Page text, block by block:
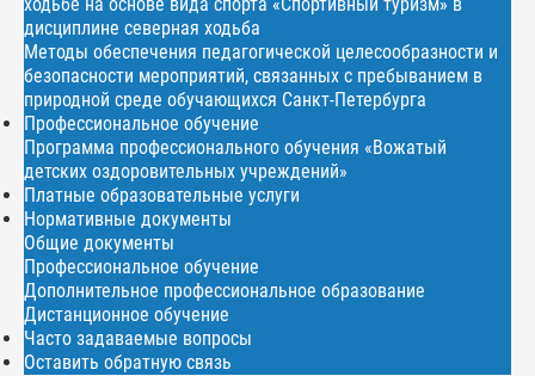
дисциплине северная ходьба
Методы обеспечения педагогической целесообразности и
безопасности мероприятий, связанных с пребыванием в
природной среде обучающихся Санкт-Петербурга
Профессиональное обучение
Программа профессионального обучения «Вожатый
детских оздоровительных учреждений»
Платные образовательные услуги
Нормативные документы
Общие документы
Профессиональное обучение
Дополнительное профессиональное образование
Дистанционное обучение
Часто задаваемые вопросы
Оставить обратную связь